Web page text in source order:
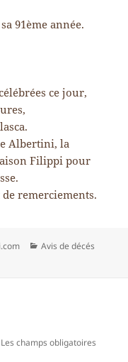
91ème année.
ce jour,
Albertini, la
Filippi pour
remerciements.
Catégories
Avis de décés
Les champs obligatoires